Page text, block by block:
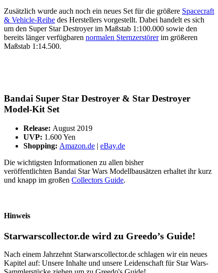
Zusätzlich wurde auch noch ein neues Set für die größere Spacecraft
& Vehicle-Reihe des Herstellers vorgestellt. Dabei handelt es sich
um den Super Star Destroyer im Maßstab 1:100.000 sowie den
bereits länger verfügbaren normalen Sternzerstörerim größeren
Maßstab 1:14.500.
Bandai Super Star Destroyer & Star Destroyer
Model-Kit Set
Release: August 2019
UVP: 1.600 Yen
Shopping: Amazon.de | eBay.de
Die wichtigsten Informationen zu allen bisher
veröffentlichten Bandai Star Wars Modellbausätzen erhaltet ihr kurz
und knapp im großen Collectors Guide.
Hinweis
Starwarscollector.de wird zu Greedo’s Guide!
Nach einem Jahrzehnt Starwarscollector.de schlagen wir ein neues
Kapitel auf: Unsere Inhalte und unsere Leidenschaft für Star Wars-